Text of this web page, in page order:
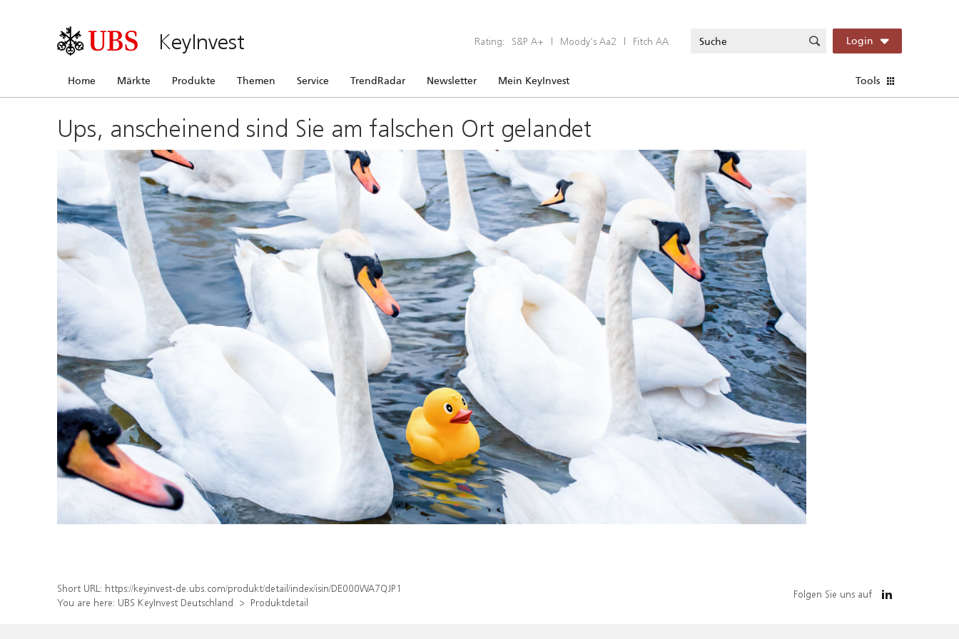
KeyInvest Rating: S&P A+ | Moody’s Aa2 | Fitch AA Login
Home Märkte Produkte Themen Service TrendRadar Newsletter Mein KeyInvest Tools
Ups, anscheinend sind Sie am falschen Ort gelandet
Short URL: https://keyinvest-de.ubs.com/produkt/detail/index/isin/DE000WA7QJP1
You are here: UBS KeyInvest Deutschland Produktdetail
Folgen Sie uns auf